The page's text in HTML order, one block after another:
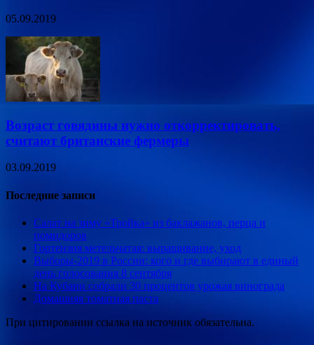
05.09.2019
Возраст говядины нужно откорректировать,
считают британские фермеры
03.09.2019
Последние записи
Салат на зиму «Тройка» из баклажанов, перца и
помидоров
Гортензия метельчатая: выращивание, уход
Выборы-2019 в России: кого и где выбирают в единый
день голосования 8 сентября
На Кубани собрали 30 процентов урожая винограда
Домашняя томатная паста
При цитировании ссылка на источник обязательна.